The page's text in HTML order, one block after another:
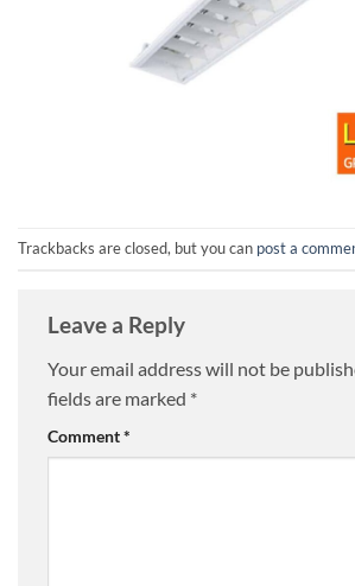
Trackbacks are closed, but you can post a
Leave a Reply
Your email address will not be
fields are marked *
Comment*